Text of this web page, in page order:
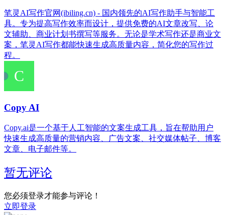
笔灵AI写作官网(ibiling.cn) - 国内领先的AI写作助手与智能工
具。专为提高写作效率而设计，提供免费的AI文章改写、论
文辅助、商业计划书撰写等服务。无论是学术写作还是商业文
案，笔灵AI写作都能快速生成高质量内容，简化您的写作过
程。
Copy AI
Copy.ai‌是一个基于人工智能的文案生成工具，旨在帮助用户
快速生成高质量的营销内容、广告文案、社交媒体帖子、博客
文章、电子邮件等。
暂无评论
您必须登录才能参与评论！
立即登录